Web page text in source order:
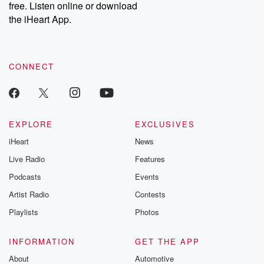
Instagram at @betrayalpod and @glasspodcasts. Please join
our Substack for additional exclusive content, curated book
recommendations, and community discussions. Sign up FREE
free. Listen online or download
the iHeart App.
CONNECT
EXPLORE
iHeart
Live Radio
Podcasts
Artist Radio
Playlists
EXCLUSIVES
News
Features
Events
Contests
Photos
INFORMATION
About
GET THE APP
Automotive